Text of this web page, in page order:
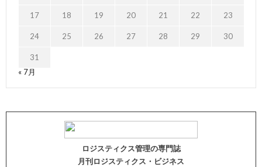
17 18 19 20 21 22 23
24 25 26 27 28 29 30
31
« 7月
ロジスティクス管理の専門誌
月刊ロジスティクス・ビジネス